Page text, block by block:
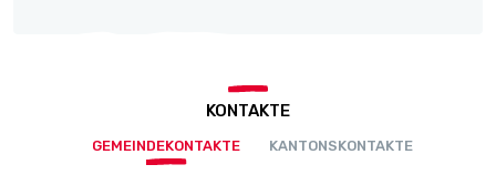
KONTAKTE
GEMEINDEKONTAKTE KANTONSKONTAKTE